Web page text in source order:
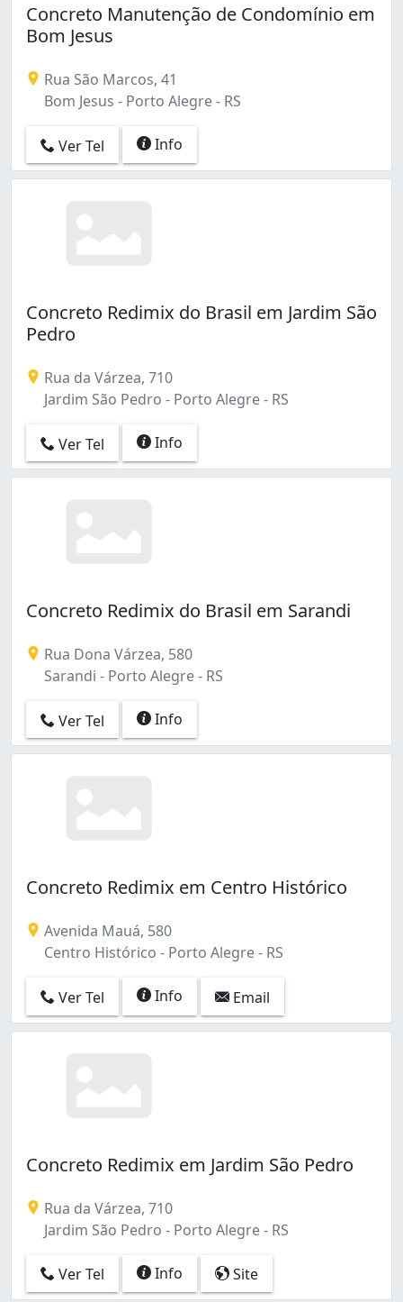
Concreto Manutenção de Condomínio em
Bom Jesus
Rua São Marcos, 41
Bom Jesus - Porto Alegre - RS
Ver Tel Info
Concreto Redimix do Brasil em Jardim São
Pedro
Rua da Várzea, 710
Jardim São Pedro - Porto Alegre - RS
Ver Tel Info
Concreto Redimix do Brasil em Sarandi
Rua Dona Várzea, 580
Sarandi - Porto Alegre - RS
Ver Tel Info
Concreto Redimix em Centro Histórico
Avenida Mauá, 580
Centro Histórico - Porto Alegre - RS
Ver Tel Info Email
Concreto Redimix em Jardim São Pedro
Rua da Várzea, 710
Jardim São Pedro - Porto Alegre - RS
Ver Tel Info Site